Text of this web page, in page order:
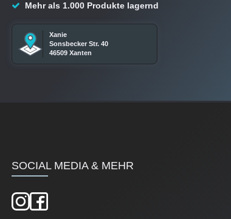
Mehr als 1.000 Produkte lagernd
Xanie
Sonsbecker Str. 40
46509 Xanten
SOCIAL MEDIA & MEHR